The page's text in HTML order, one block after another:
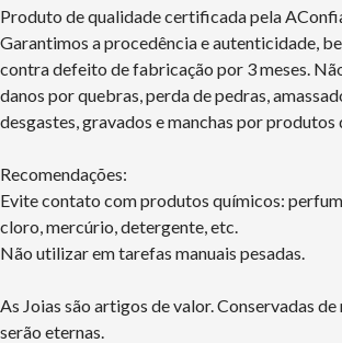
Produto de qualidade certificada pela
Garantimos a procedência e autenticidade,
contra defeito de fabricação por 3 meses.
danos por quebras, perda de pedras,
desgastes, gravados e manchas por produtos
Recomendações:
Evite contato com produtos químicos:
cloro, mercúrio, detergente, etc.
Não utilizar em tarefas manuais pesadas.
As Joias são artigos de valor. Conservadas
serão eternas.